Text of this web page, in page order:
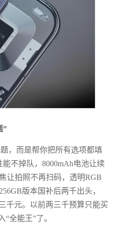
”
，而是帮你把所有选项都填
不掉队，8000mAh电池让续
让拍照不再扫码，透明RGB
版本国补后两千出头，
千元。以前两三千预算只能买
“全能王”了。